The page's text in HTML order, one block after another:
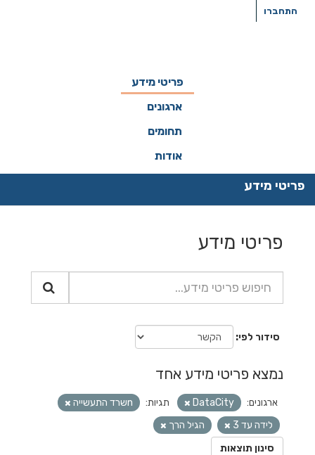
התחברו
פריטי מידע
ארגונים
תחומים
אודות
פריטי מידע
פריטי מידע
סידור לפי
נמצא פריטי מידע אחד
ארגונים: DataCity תגיות:
nשרד התעשייה
לידה עד 3
הגיל הרך
סינון תוצאות